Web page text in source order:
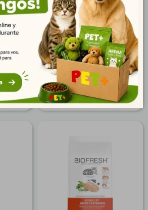
Crecimiento Saludable
$ 1.250
$ 903
$ 1.013